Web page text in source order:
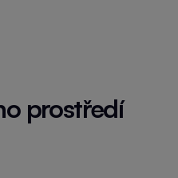
prostředí